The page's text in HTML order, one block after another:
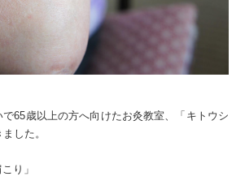
65歳以上の方へ向けたお灸教室、「キトウシ
した。
り」